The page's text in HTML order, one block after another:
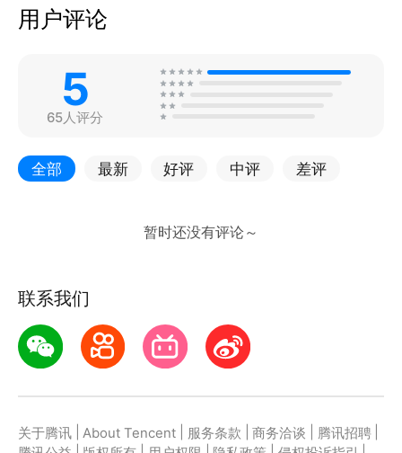
用户评论
5
65人评分
全部 最新 好评 中评 差评
联系我们
关于腾讯 About Tencent 服务条款 商务洽谈 腾讯招聘